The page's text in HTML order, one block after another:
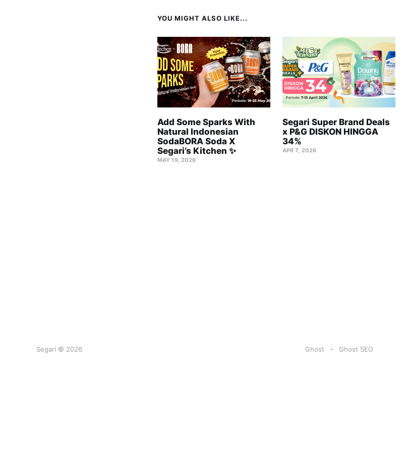
YOU MIGHT ALSO LIKE...
Add Some Sparks With
Natural Indonesian
SodaBORA Soda X
Segari’s Kitchen ✨
MAY 19, 2026
Segari Super Brand Deals
x P&G DISKON HINGGA
34%
APR 7, 2026
Segari © 2026 Ghost Ghost SEO